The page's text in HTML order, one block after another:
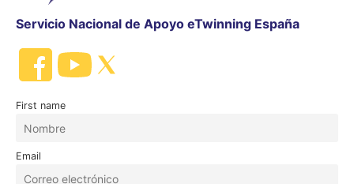
Servicio Nacional de Apoyo eTwinning España
First name
Email